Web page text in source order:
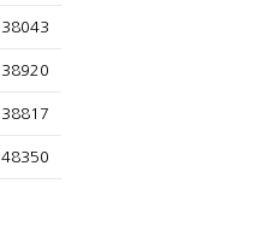
38043
38920
38817
48350